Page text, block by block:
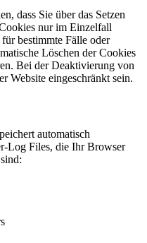
dass Sie über das Setzen
nur im Einzelfall
bestimmte Fälle oder
Löschen der Cookies
Bei der Deaktivierung von
Website eingeschränkt sein.
automatisch
Log Files, die Ihr Browser